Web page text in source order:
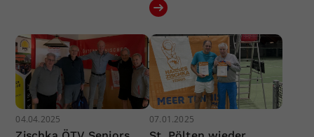
04.04.2025 07.01.2025